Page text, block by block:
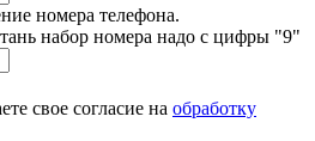
номера телефона.
набор номера надо с цифры "9"
свое согласие на обработку